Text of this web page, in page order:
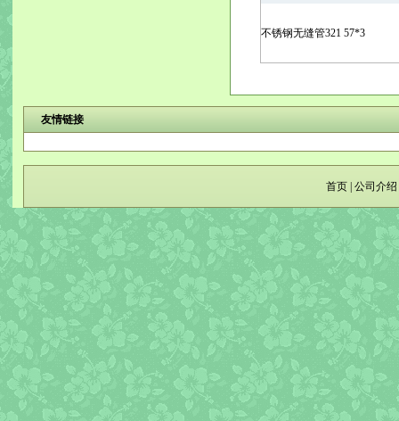
不锈钢无缝管321 57*3
友情链接
首页 公司介绍